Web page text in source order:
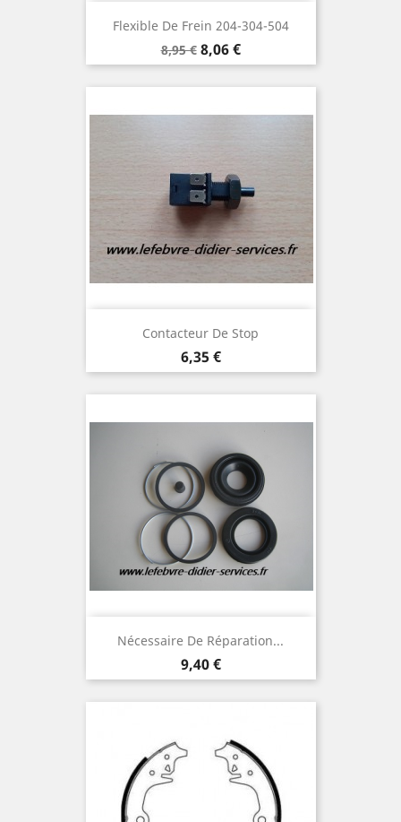
Flexible De Frein 204-304-504
Prix
de
base
8,95 € Prix
8,06 €
Contacteur De Stop
Prix
6,35 €
Nécessaire De Réparation...
Prix
9,40 €